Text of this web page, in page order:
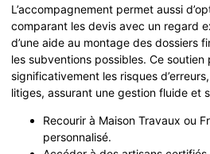
L’accompagnement permet aussi
comparant les devis avec un regard
d’une aide au montage des dossiers
les subventions possibles. Ce
significativement les risques
litiges, assurant une gestion fluide et
Recourir à Maison Travaux ou
personnalisé.